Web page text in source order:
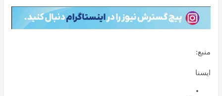
منبع:
ایسنا